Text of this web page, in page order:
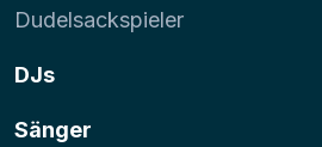
Dudelsackspieler
DJs
Sänger